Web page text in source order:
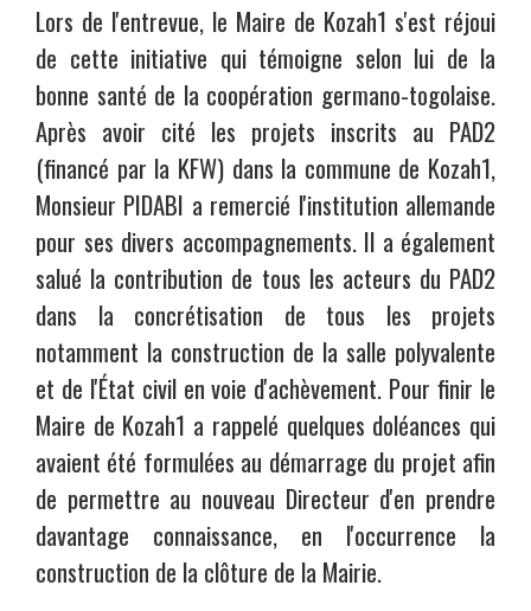
Lors de l'entrevue, le Maire de Kozah1 s'est réjoui
de cette initiative qui témoigne selon lui de la
bonne santé de la coopération germano-togolaise.
Après avoir cité les projets inscrits au PAD2
(financé par la KFW) dans la commune de Kozah1,
Monsieur PIDABI a remercié l'institution allemande
pour ses divers accompagnements. Il a également
salué la contribution de tous les acteurs du PAD2
dans la concrétisation de tous les projets
notamment la construction de la salle polyvalente
et de l'État civil en voie d'achèvement. Pour finir le
Maire de Kozah1 a rappelé quelques doléances qui
avaient été formulées au démarrage du projet afin
de permettre au nouveau Directeur d'en prendre
davantage connaissance, en l'occurrence la
construction de la clôture de la Mairie.